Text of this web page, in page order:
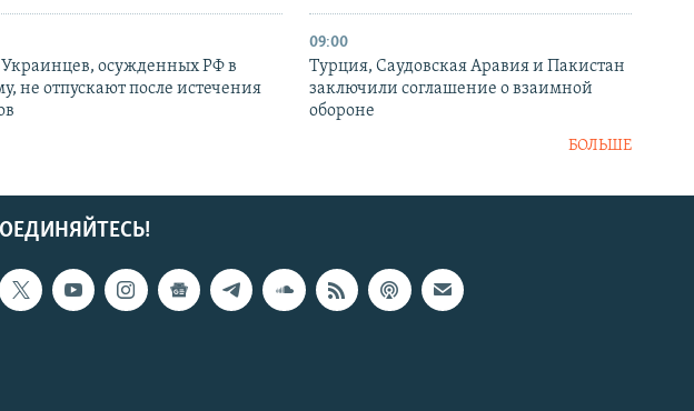
осужденных РФ в
не отпускают после истечения
09:00
Турция, Саудовская Аравия и Пакистан
заключили соглашение о взаимной
обороне
БОЛЬШЕ